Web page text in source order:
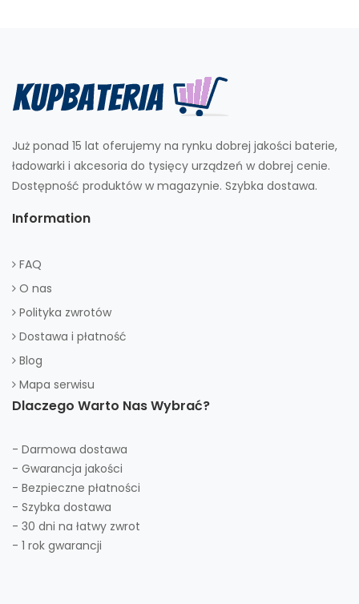
Już ponad 15 lat oferujemy na rynku dobrej jakości baterie,
ładowarki i akcesoria do tysięcy urządzeń w dobrej cenie.
Dostępność produktów w magazynie. Szybka dostawa.
Information
FAQ
O nas
Polityka zwrotów
Dostawa i płatność
Blog
Mapa serwisu
Dlaczego Warto Nas Wybrać?
- Darmowa dostawa
- Gwarancja jakości
- Bezpieczne płatności
- Szybka dostawa
- 30 dni na łatwy zwrot
- 1 rok gwarancji